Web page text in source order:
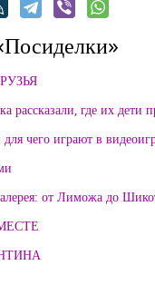
рассказали, где их дети
чего играют в
от Лиможа до